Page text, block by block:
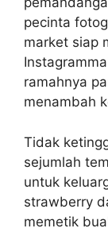
pecinta
market siap
ramahnya
menambah
Tidak
sejumlah
untuk
strawberry
memetik